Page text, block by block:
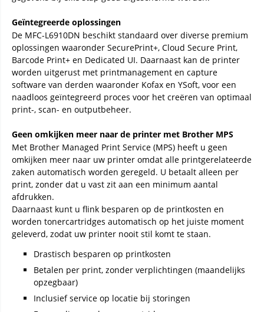
Geïntegreerde oplossingen
De MFC-L6910DN beschikt standaard over diverse premium
oplossingen waaronder SecurePrint+, Cloud Secure Print,
Barcode Print+ en Dedicated UI. Daarnaast kan de printer
worden uitgerust met printmanagement en capture
software van derden waaronder Kofax en YSoft, voor een
naadloos geïntegreerd proces voor het creëren van optimaal
print-, scan- en outputbeheer.
Geen omkijken meer naar de printer met Brother MPS
Met Brother Managed Print Service (MPS) heeft u geen
omkijken meer naar uw printer omdat alle printgerelateerde
zaken automatisch worden geregeld. U betaalt alleen per
print, zonder dat u vast zit aan een minimum aantal
afdrukken.
Daarnaast kunt u flink besparen op de printkosten en
worden tonercartridges automatisch op het juiste moment
geleverd, zodat uw printer nooit stil komt te staan.
Drastisch besparen op printkosten
Betalen per print, zonder verplichtingen (maandelijks
opzegbaar)
Inclusief service op locatie bij storingen